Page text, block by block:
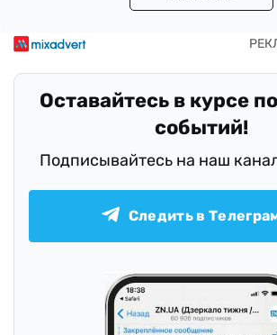
Оставайтесь в курсе
событий!
Подписывайтесь на наш
Следить в